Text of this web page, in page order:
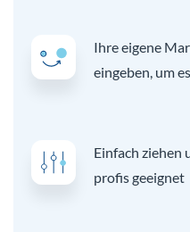
Ihre eigene
eingeben, um
Einfach ziehen
profis geeignet